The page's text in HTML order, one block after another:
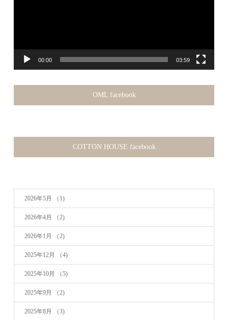
00:00 03:59
OML facebook
COTTON HOUSE facebook
2026年5月 （1)
2026年4月 （2)
2026年1月 （2)
2025年12月 （4)
2025年10月 （5)
2025年9月 （2)
2025年8月 （3)